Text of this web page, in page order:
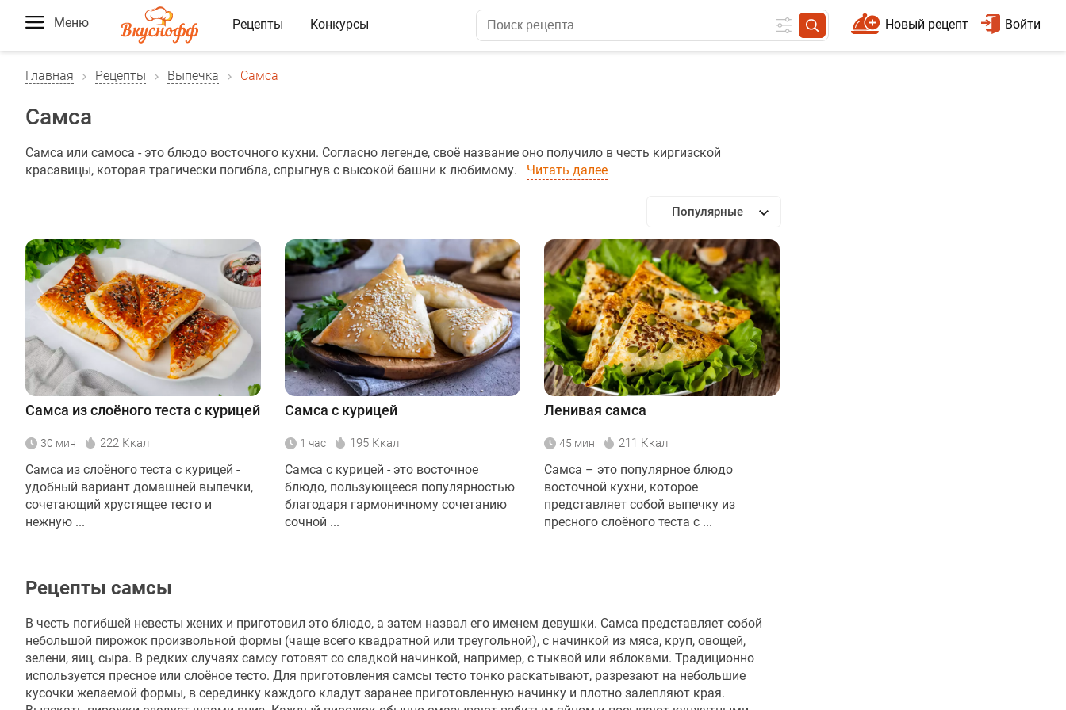
Меню Рецепты Конкурсы Войти
Новый рецепт
Главная Рецепты Выпечка Самса
Самса
Самса или самоса - это блюдо восточного кухни. Согласно легенде, своё название оно получило в честь киргизской
красавицы, которая трагически погибла, спрыгнув с высокой башни к любимому.
Читать далее
Популярные
Самса из слоёного теста с курицей
30 мин 222 Ккал
Самса из слоёного теста с курицей -
удобный вариант домашней выпечки,
сочетающий хрустящее тесто и
нежную ...
Самса с курицей
1 час 195 Ккал
Самса с курицей - это восточное
блюдо, пользующееся популярностью
благодаря гармоничному сочетанию
сочной ...
Ленивая самса
45 мин 211 Ккал
Самса – это популярное блюдо
восточной кухни, которое
представляет собой выпечку из
пресного слоёного теста с ...
Рецепты самсы
В честь погибшей невесты жених и приготовил это блюдо, а затем назвал его именем девушки. Самса представляет собой
небольшой пирожок произвольной формы (чаще всего квадратной или треугольной), с начинкой из мяса, круп, овощей,
зелени, яиц, сыра. В редких случаях самсу готовят со сладкой начинкой, например, с тыквой или яблоками. Традиционно
используется пресное или слоёное тесто. Для приготовления самсы тесто тонко раскатывают, разрезают на небольшие
кусочки желаемой формы, в серединку каждого кладут заранее приготовленную начинку и плотно залепляют края.